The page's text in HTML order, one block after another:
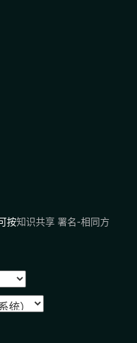
按知识共享 署名-相同方